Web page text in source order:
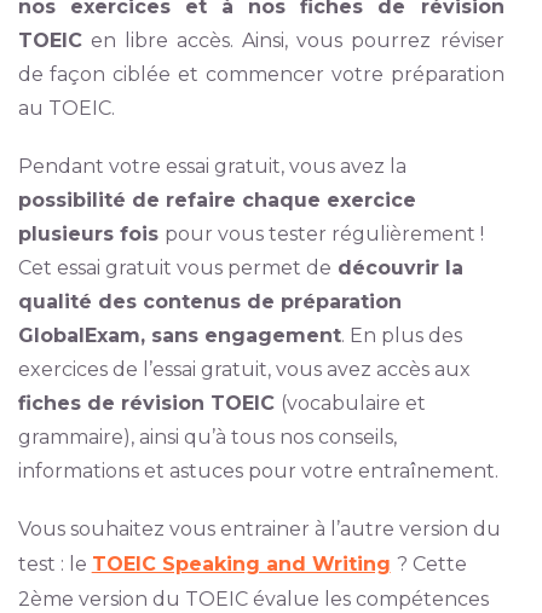
nos exercices et à nos fiches de révision
TOEICen libre accès. Ainsi, vous pourrez réviser
de façon ciblée et commencer votre préparation
au TOEIC.
Pendant votre essai gratuit, vous avez la
possibilité de refaire chaque exercice
plusieurs fois pour vous tester régulièrement !
Cet essai gratuit vous permet de découvrir la
qualité des contenus de préparation
GlobalExam, sans engagement. En plus des
exercices de l’essai gratuit, vous avez accès aux
fiches de révision TOEIC (vocabulaire et
grammaire), ainsi qu’à tous nos conseils,
informations et astuces pour votre entraînement.
Vous souhaitez vous entrainer à l’autre version du
test : le TOEIC Speaking and Writing ? Cette
2ème version du TOEIC évalue les compétences